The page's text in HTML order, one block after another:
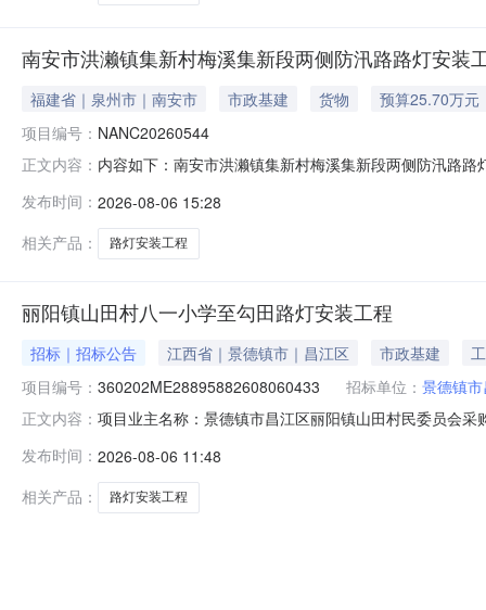
南安市洪濑镇集新村梅溪集新段两侧防汛路路灯安装
福建省｜泉州市｜南安市 市政基建 货物
预算25.70万元
项目编号： NANC20260544
正文内容： 内容如下：南安市洪濑镇集新村梅溪集新段两侧防汛路
发布时间： 2026-08-06 15:28
相关产品：
路灯安装工程
丽阳镇山田村八一小学至勾田路灯安装工程
招标｜招标公告 江西省｜景德镇市｜昌江区 市政基建
项目编号： 360202ME28895882608060433 招标单位： 景德镇
正文内容： 项目业主名称：景德镇市昌江区丽阳镇山田村民委员会
务收费管理规定》（发改价格【2007】670号）的通知
间：3（个工作日）中介机
发布时间： 2026-08-06 11:48
相关产品：
路灯安装工程